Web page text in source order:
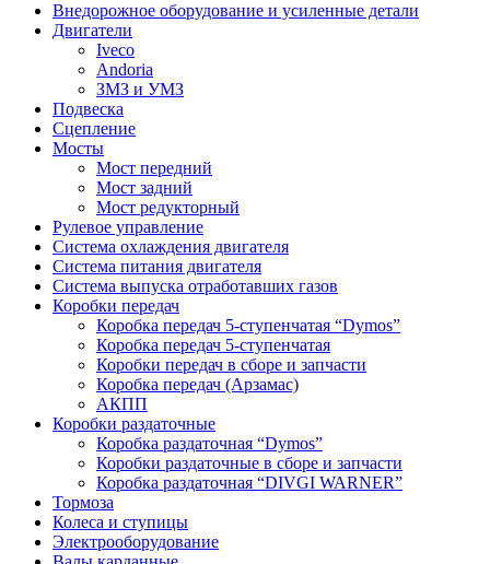
Внедорожное оборудование и усиленные детали
Двигатели
Iveco
Andoria
ЗМЗ и УМЗ
Подвеска
Сцепление
Мосты
Мост передний
Мост задний
Мост редукторный
Рулевое управление
Система охлаждения двигателя
Система питания двигателя
Система выпуска отработавших газов
Коробки передач
Коробка передач 5-ступенчатая “Dymos”
Коробка передач 5-ступенчатая
Коробки передач в сборе и запчасти
Коробка передач (Арзамас)
АКПП
Коробки раздаточные
Коробка раздаточная “Dymos”
Коробки раздаточные в сборе и запчасти
Коробка раздаточная “DIVGI WARNER”
Тормоза
Колеса и ступицы
Электрооборудование